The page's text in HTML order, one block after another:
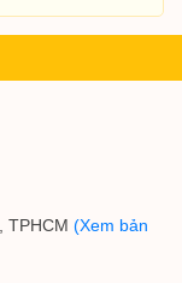
TPHCM (Xem bản